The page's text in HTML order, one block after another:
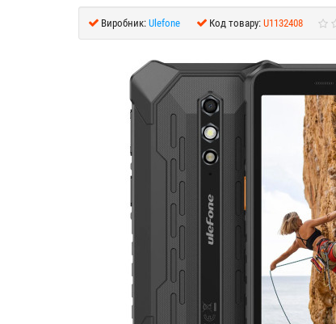
Виробник: Ulefone Код товару: U1132408